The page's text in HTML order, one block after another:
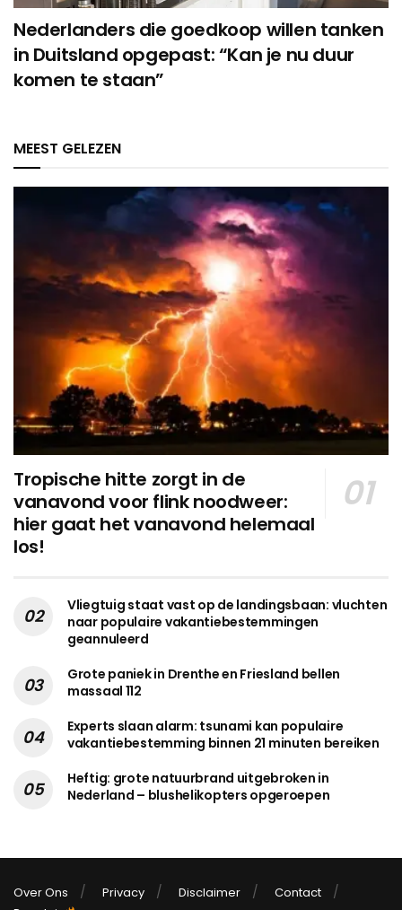
Nederlanders die goedkoop willen tanken
in Duitsland opgepast: “Kan je nu duur
komen te staan”
MEEST GELEZEN
Tropische hitte zorgt in de
vanavond voor flink noodweer:
hier gaat het vanavond helemaal
los!
Vliegtuig staat vast op de landingsbaan: vluchten
naar populaire vakantiebestemmingen
geannuleerd
Grote paniek in Drenthe en Friesland bellen
massaal 112
Experts slaan alarm: tsunami kan populaire
vakantiebestemming binnen 21 minuten bereiken
Heftig: grote natuurbrand uitgebroken in
Nederland – blushelikopters opgeroepen
Over Ons Privacy Disclaimer
Contact